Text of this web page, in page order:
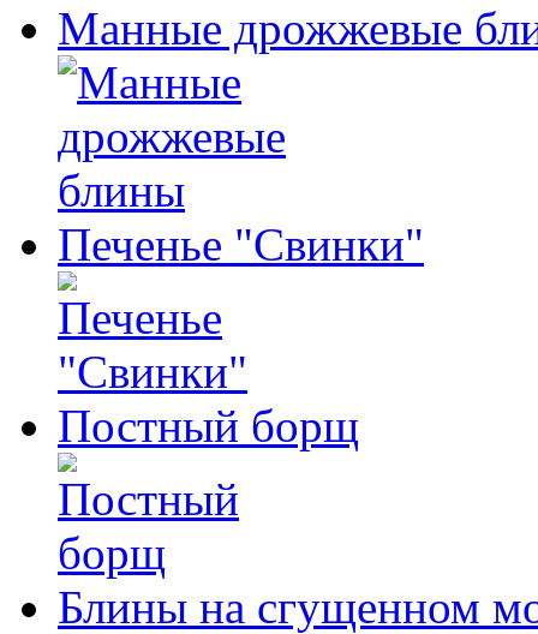
Манные дрожжевые
Печенье "Свинки"
Постный борщ
Блины на сгущенном